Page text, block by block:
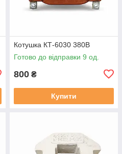
Котушка КТ-6030 380В
Готово до відправки 9 од.
800 ₴
Купити